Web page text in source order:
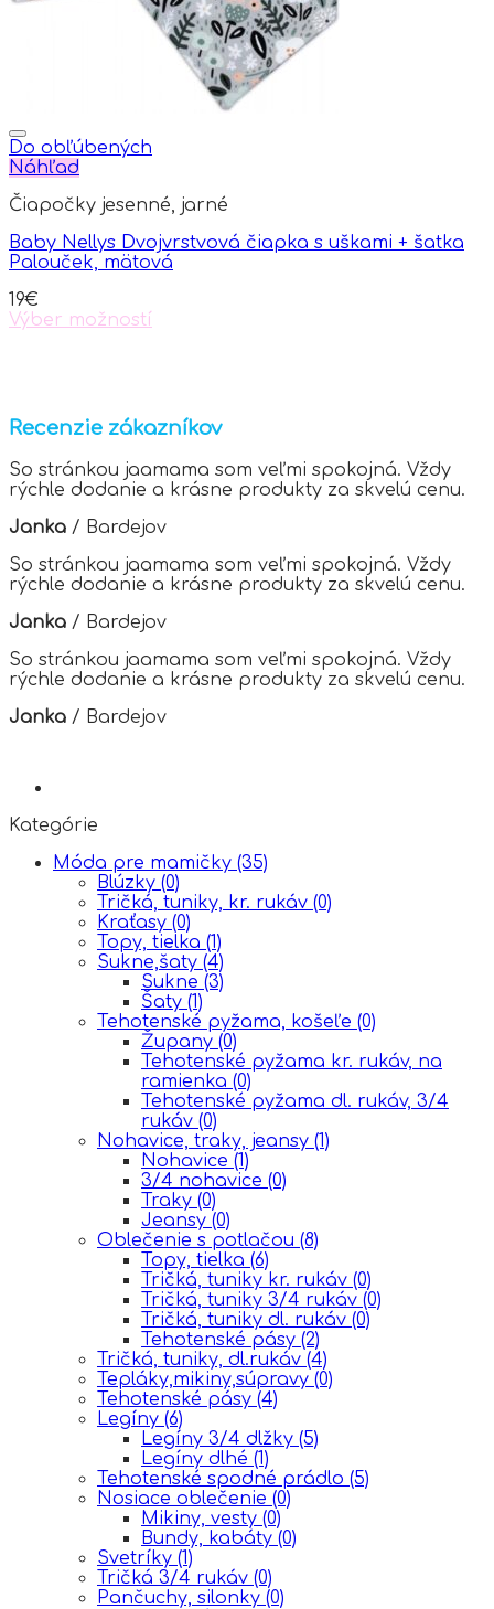
Do obľúbených
Náhľad
Čiapočky jesenné, jarné
Baby Nellys Dvojvrstvová čiapka s uškami + šatka
Palouček, mätová
19€
Výber možností
variants.
The
options
may
be
chosen
on
the
product
page
Recenzie zákazníkov
So stránkou jaamama som veľmi spokojná. Vždy
rýchle dodanie a krásne produkty za skvelú cenu.
Janka / Bardejov
So stránkou jaamama som veľmi spokojná. Vždy
rýchle dodanie a krásne produkty za skvelú cenu.
Janka / Bardejov
So stránkou jaamama som veľmi spokojná. Vždy
rýchle dodanie a krásne produkty za skvelú cenu.
Janka / Bardejov
Kategórie
Móda pre mamičky (35)
Blúzky (0)
Tričká, tuniky, kr. rukáv (0)
Kraťasy (0)
Topy, tielka (1)
Sukne,šaty (4)
Sukne (3)
Šaty (1)
Tehotenské pyžama, košeľe (0)
Župany (0)
Tehotenské pyžama kr. rukáv, na
ramienka (0)
Tehotenské pyžama dl. rukáv, 3/4
rukáv (0)
Nohavice, traky, jeansy (1)
Nohavice (1)
3/4 nohavice (0)
Traky (0)
Jeansy (0)
Oblečenie s potlačou (8)
Topy, tielka (6)
Tričká, tuniky kr. rukáv (0)
Tričká, tuniky 3/4 rukáv (0)
Tričká, tuniky dl. rukáv (0)
Tehotenské pásy (2)
Tričká, tuniky, dl.rukáv (4)
Tepláky,mikiny,súpravy (0)
Tehotenské pásy (4)
Legíny (6)
Legíny 3/4 dlžky (5)
Legíny dlhé (1)
Tehotenské spodné prádlo (5)
Nosiace oblečenie (0)
Mikiny, vesty (0)
Bundy, kabáty (0)
Svetríky (1)
Tričká 3/4 rukáv (0)
Pančuchy, silonky (0)